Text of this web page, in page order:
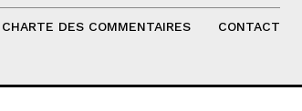
CHARTE DES COMMENTAIRES CONTACT